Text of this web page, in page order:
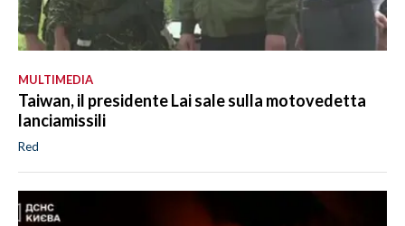
MULTIMEDIA
Taiwan, il presidente Lai sale sulla motovedetta
lanciamissili
Red